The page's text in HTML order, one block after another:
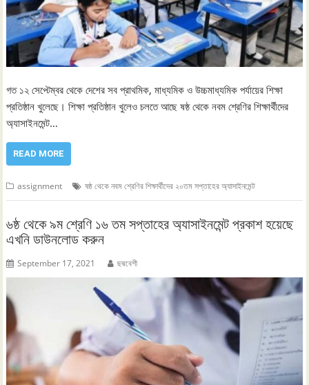
গত ১২ সেপ্টেম্বর থেকে দেশের সব প্রাথমিক, মাধ্যমিক ও উচ্চমাধ্যমিক পর্যায়ের শিক্ষা
প্রতিষ্ঠান খুলেছে। শিক্ষা প্রতিষ্ঠান খুলেও চলতে আছে ষষ্ঠ থেকে নবম শ্রেণির শিক্ষার্থীদের
অ্যাসাইনমেন্ট…
READ MORE
assignment ষষ্ঠ থেকে নবম শ্রেণির শিক্ষার্থীদের ২০তম সপ্তাহের অ্যাসাইনমেন্ট
৬ষ্ঠ থেকে ৯ম শ্রেণি ১৬ তম সপ্তাহের অ্যাসাইনমেন্ট প্রকাশ হয়েছে
এখনি ডাউনলোড করুন
September 17, 2021 ছদ্মবেশী